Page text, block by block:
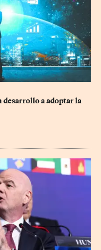
desarrollo a adoptar la